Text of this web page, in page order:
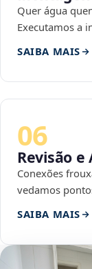
Quer água
Executamos a
SAIBA MAIS
06
Revisão e
Conexões
vedamos
SAIBA MAIS